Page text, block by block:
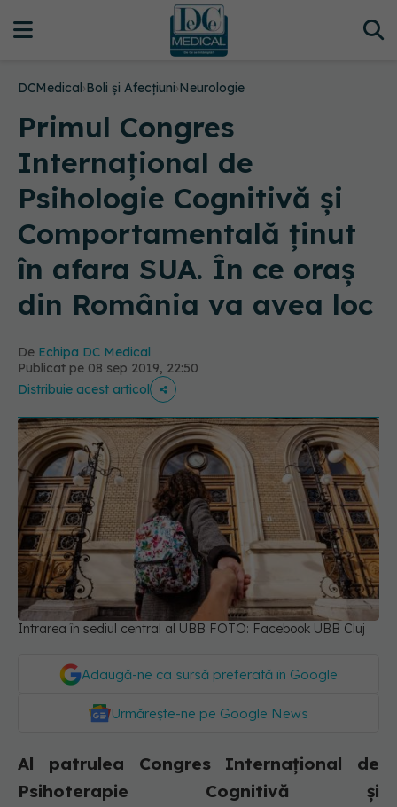
DCMedical›Boli și Afecțiuni›Neurologie
Primul Congres
Internațional de
Psihologie Cognitivă și
Comportamentală ținut
în afara SUA. În ce oraș
din România va avea loc
De Echipa DC Medical
Publicat pe 08 sep 2019, 22:50
Distribuie acest articol
Intrarea în sediul central al UBB FOTO: Facebook UBB Cluj
Adaugă-ne ca sursă preferată în Google
Urmărește-ne pe Google News
Al patrulea Congres Internațional de
Psihoterapie Cognitivă și